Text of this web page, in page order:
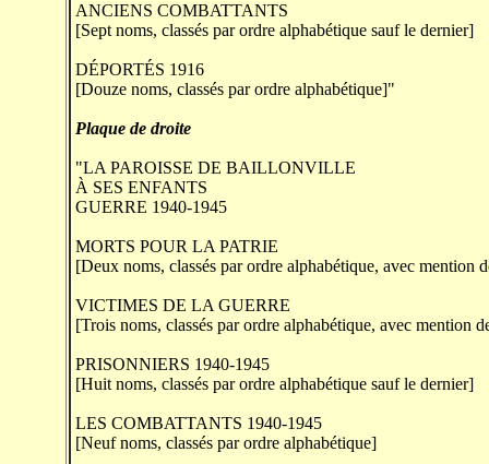
ANCIENS COMBATTANTS
[Sept noms, classés par ordre alphabétique sauf le dernier]
DÉPORTÉS 1916
[Douze noms, classés par ordre alphabétique]"
Plaque de droite
"LA PAROISSE DE BAILLONVILLE
À SES ENFANTS
GUERRE 1940-1945
MORTS POUR LA PATRIE
[Deux noms, classés par ordre alphabétique, avec mention
VICTIMES DE LA GUERRE
[Trois noms, classés par ordre alphabétique, avec mention
PRISONNIERS 1940-1945
[Huit noms, classés par ordre alphabétique sauf le dernier]
LES COMBATTANTS 1940-1945
[Neuf noms, classés par ordre alphabétique]